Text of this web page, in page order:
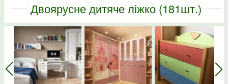
Двоярусне дитяче ліжко (181шт.)